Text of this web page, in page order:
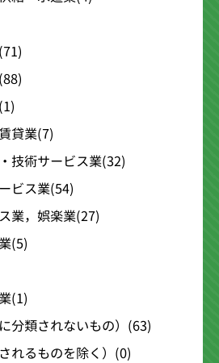
貸業(7)
技術サービス業(32)
ビス業(54)
業，娯楽業(27)
(5)
(1)
分類されないもの） (63)
れるものを除く） (0)